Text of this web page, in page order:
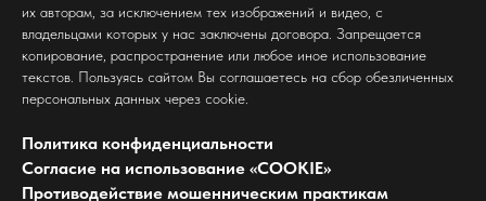
их авторам, за исключением тех изображений и видео, с
владельцами которых у нас заключены договора. Запрещается
копирование, распространение или любое иное использование
текстов. Пользуясь сайтом Вы соглашаетесь на сбор обезличенных
персональных данных через cookie.
Политика конфиденциальности
Согласие на использование «COOKIE»
Противодействие мошенническим практикам